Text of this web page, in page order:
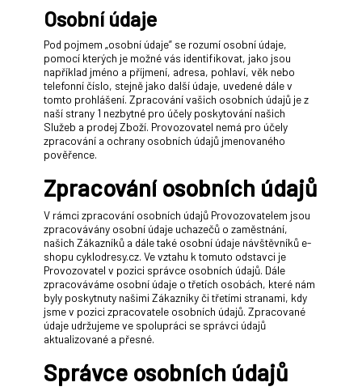
Osobní údaje
Pod pojmem „osobní údaje” se rozumí osobní údaje,
pomocí kterých je možné vás identifikovat, jako jsou
například jméno a příjmení, adresa, pohlaví, věk nebo
telefonní číslo, stejně jako další údaje, uvedené dále v
tomto prohlášení. Zpracování vašich osobních údajů je z
naší strany 1 nezbytné pro účely poskytování našich
Služeb a prodej Zboží. Provozovatel nemá pro účely
zpracování a ochrany osobních údajů jmenovaného
pověřence.
Zpracování osobních údajů
V rámci zpracování osobních údajů Provozovatelem jsou
zpracovávány osobní údaje uchazečů o zaměstnání,
našich Zákazníků a dále také osobní údaje návštěvníků e-
shopu cyklodresy.cz. Ve vztahu k tomuto odstavci je
Provozovatel v pozici správce osobních údajů. Dále
zpracováváme osobní údaje o třetích osobách, které nám
byly poskytnuty našimi Zákazníky či třetími stranami, kdy
jsme v pozici zpracovatele osobních údajů. Zpracované
údaje udržujeme ve spolupráci se správci údajů
aktualizované a přesné.
Správce osobních údajů